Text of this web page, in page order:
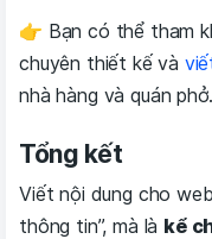
👉 Bạn có thể tham
chuyên thiết kế và
nhà hàng và quán phở.
Tổng kết
Viết nội dung cho
thông tin”, mà là kể